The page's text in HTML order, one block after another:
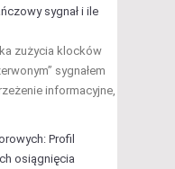
sygnał i ile
zużycia klocków
sygnałem
informacyjne,
Profil
osiągnięcia